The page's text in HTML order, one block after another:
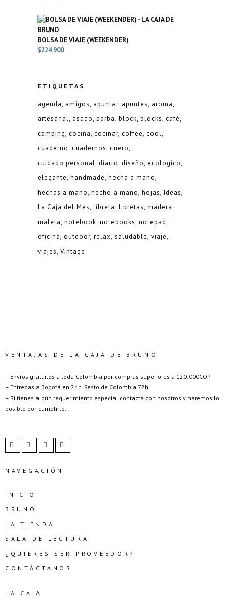
BOLSA DE VIAJE (WEEKENDER)
$224.900
ETIQUETAS
agenda amigos apuntar apuntes aroma
artesanal asado barba block blocks café
camping cocina cocinar coffee cool
cuaderno cuadernos cuero
cuidado personal diario diseño ecologico
elegante handmade hecha a mano
hechas a mano hecho a mano hojas Ideas
La Caja del Mes libreta libretas madera
maleta notebook notebooks notepad
oficina outdoor relax saludable viaje
viajes Vintage
VENTAJAS DE LA CAJA DE BRUNO
– Envíos gratuitos a toda Colombia por compras superiores a 120.000COP
– Entregas a Bogotá en 24h. Resto de Colombia 72h.
– Si tienes algún requerimiento especial contacta con nosotros y haremos lo
posible por cumplirlo.
NAVEGACIÓN
INICIO
BRUNO
LA TIENDA
SALA DE LECTURA
¿QUIERES SER PROVEEDOR?
CONTÁCTANOS
LA CAJA